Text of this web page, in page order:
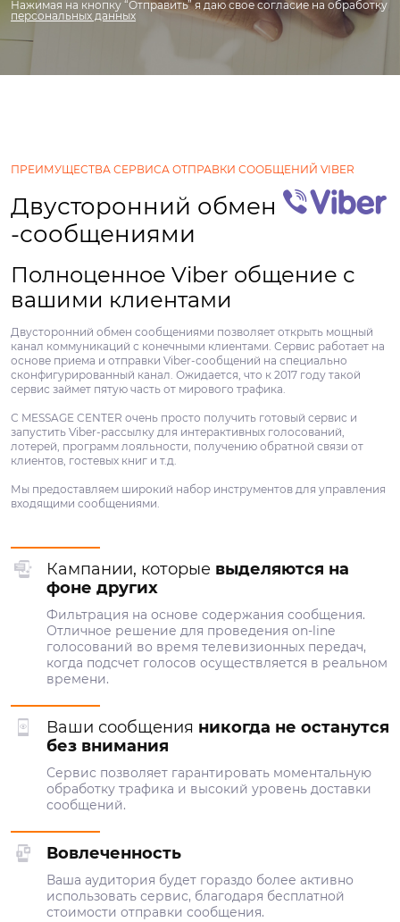
Нажимая на кнопку “Отправить” я даю свое согласие на обработку
персональных данных
ПРЕИМУЩЕСТВА СЕРВИСА ОТПРАВКИ СООБЩЕНИЙ VIBER
Двусторонний обмен
-сообщениями
Полноценное Viber общение с
вашими клиентами
Двусторонний обмен сообщениями позволяет открыть мощный
канал коммуникаций с конечными клиентами. Сервис работает на
основе приема и отправки Viber-сообщений на специально
сконфигурированный канал. Ожидается, что к 2017 году такой
сервис займет пятую часть от мирового трафика.
С MESSAGE CENTER очень просто получить готовый сервис и
запустить Viber-рассылку для интерактивных голосований,
лотерей, программ лояльности, получению обратной связи от
клиентов, гостевых книг и т.д.
Мы предоставляем широкий набор инструментов для управления
входящими сообщениями.
Кампании, которые выделяются на
фоне других
Фильтрация на основе содержания сообщения.
Отличное решение для проведения on-line
голосований во время телевизионных передач,
когда подсчет голосов осуществляется в реальном
времени.
Ваши сообщения никогда не останутся
без внимания
Сервис позволяет гарантировать моментальную
обработку трафика и высокий уровень доставки
сообщений.
Вовлеченность
Ваша аудитория будет гораздо более активно
использовать сервис, благодаря бесплатной
стоимости отправки сообщения.